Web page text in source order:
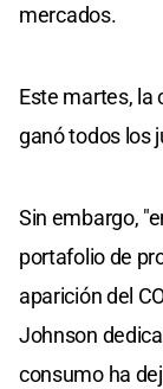
mercados.
Este martes, la
ganó todos los
Sin embargo,
portafolio de
aparición del
Johnson
consumo ha